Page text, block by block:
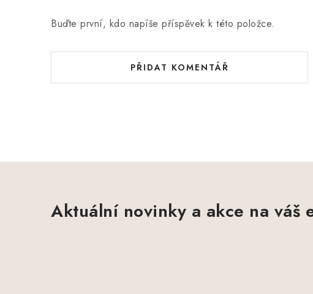
Buďte první, kdo napíše příspěvek k této položce.
PŘIDAT KOMENTÁŘ
Aktuální novinky a akce na váš